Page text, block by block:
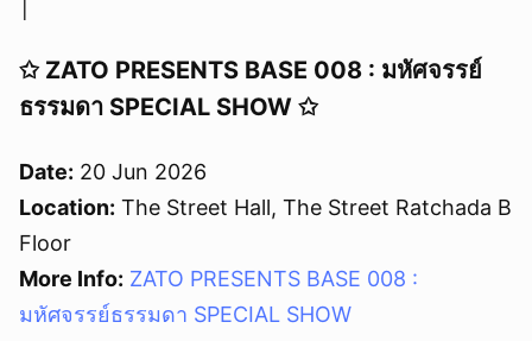
✩ ZATO PRESENTS BASE 008 : มหัศจรรย์
ธรรมดา SPECIAL SHOW ✩
Date: 20 Jun 2026
Location: The Street Hall, The Street Ratchada B
Floor
More Info: ZATO PRESENTS BASE 008 :
มหัศจรรย์ธรรมดา SPECIAL SHOW